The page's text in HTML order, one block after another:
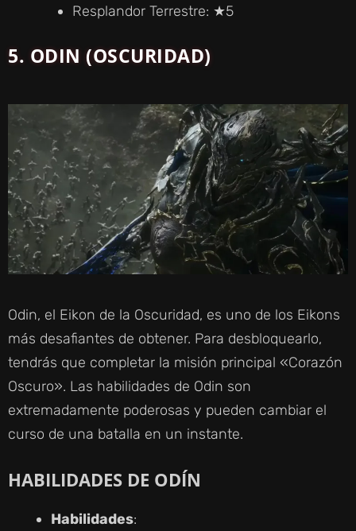
Resplandor Terrestre: ★5
5. ODIN (OSCURIDAD)
Odin, el Eikon de la Oscuridad, es uno de los Eikons
más desafiantes de obtener. Para desbloquearlo,
tendrás que completar la misión principal «Corazón
Oscuro». Las habilidades de Odin son
extremadamente poderosas y pueden cambiar el
curso de una batalla en un instante.
HABILIDADES DE ODÍN
Habilidades: